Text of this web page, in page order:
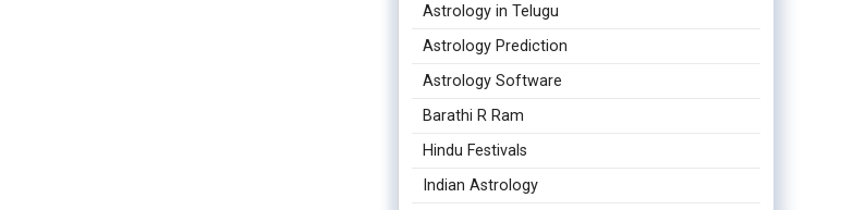
Astrology in Telugu
Astrology Prediction
Astrology Software
Barathi R Ram
Hindu Festivals
Indian Astrology